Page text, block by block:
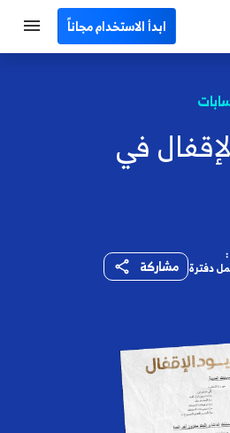
ابدأ الاستخدام مجاناً
جميع الأقسام
نماذج محاسبية
مصطلحات محاسبية
اتصل بنا
EN
في
:
دفترة مشاركة